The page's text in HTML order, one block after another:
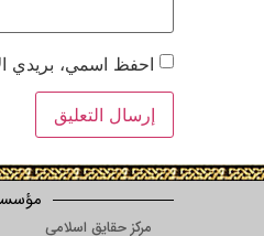
احفظ اسمي، بريدي
مرکز حقایق اسلامی